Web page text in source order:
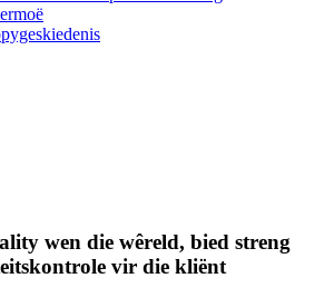
wen die wêreld, bied streng
vir die kliënt